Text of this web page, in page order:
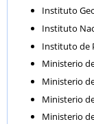
Instituto
Instituto
Instituto de
Ministerio
Ministerio
Ministerio
Ministerio